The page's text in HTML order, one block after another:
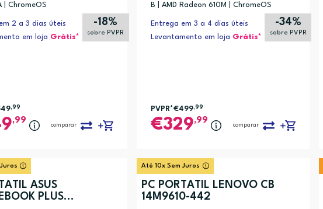
| ChromeOS
2 a 3 dias úteis
em loja Grátis*
-18%
sobre PVPR
,99
,99
comparar
B | AMD Radeon 610M | ChromeOS
Entrega em 3 a 4 dias úteis
Levantamento em loja Grátis*
-34%
sobre PVPR
PVPR*€499,99
329,99
comparar
ASUS
PLUS
Até 10x Sem Juros
PC PORTÁTIL LENOVO CB
14M9610-442